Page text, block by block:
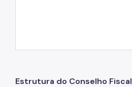
Estrutura do Conselho Fiscal